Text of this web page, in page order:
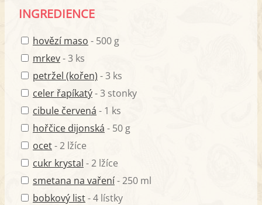
INGREDIENCE
hovězí maso - 500 g
mrkev- 3 ks
petržel (kořen) - 3 ks
celer řapíkatý- 3 stonky
cibule červená - 1 ks
hořčice dijonská - 50 g
ocet- 2 lžíce
cukr krystal - 2 lžíce
smetana na vaření- 250 ml
bobkový list- 4 lístky